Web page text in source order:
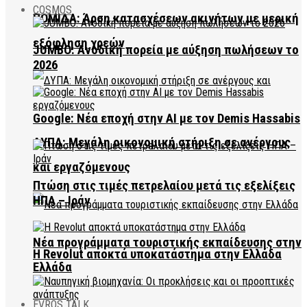
ΠΟΜΙΔΑ: Άρση κατασχέσεων ακινήτων με μερική
εξόφληση χρεών
ΔΥΠΑ: Μεγάλη οικονομική στήριξη σε ανέργους
και εργαζόμενους
Νέα προγράμματα τουριστικής εκπαίδευσης στην
Ελλάδα
EVROS TALK
COSMOS
JUMBO: Ανοδική πορεία με αύξηση πωλήσεων το
2026
Google: Νέα εποχή στην AI με τον Demis Hassabis
Πτώση στις τιμές πετρελαίου μετά τις εξελίξεις
ΗΠΑ – Ιράν
Η Revolut αποκτά υποκατάστημα στην Ελλάδα